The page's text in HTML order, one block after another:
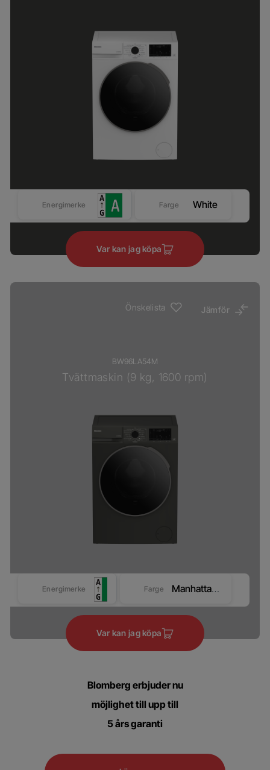
Energimerke Farge White
Var kan jag köpa
Önskelista Jämför
BW96LA54M
Tvättmaskin (9 kg, 1600 rpm)
Energimerke Farge Manhattan Grey
Var kan jag köpa
Blomberg erbjuder nu
möjlighet till upp till
5 års garanti